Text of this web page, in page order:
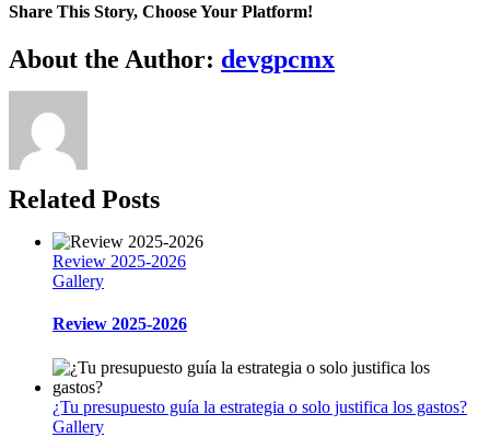
Share This Story, Choose Your Platform!
Facebook
Twitter
Reddit
LinkedIn
WhatsApp
Telegram
Tumblr
Pinterest
Vk
Xing
Email
About the Author: devgpcmx
Related Posts
Review 2025-2026
Gallery
Review 2025-2026
¿Tu presupuesto guía la estrategia o solo justifica los gastos?
Gallery